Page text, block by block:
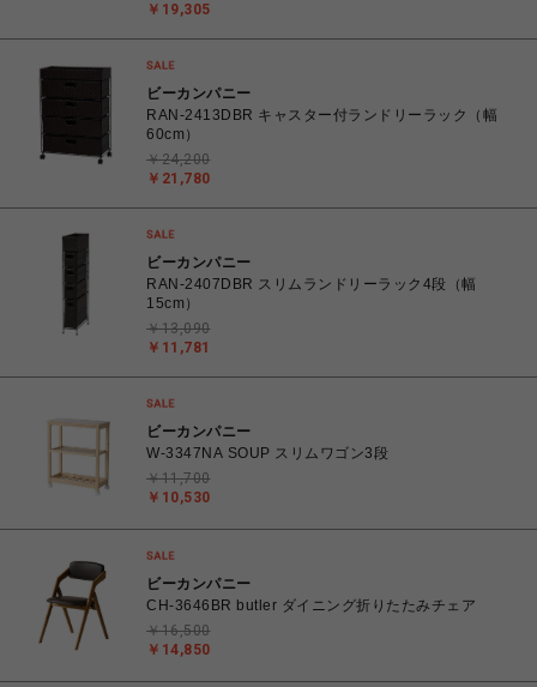
￥19,305
ビーカンパニー
RAN-2413DBR キャスター付ランドリーラック（幅
60cm）
￥21,780
￥24,200
ビーカンパニー
RAN-2407DBR スリムランドリーラック4段（幅
15cm）
￥11,781
￥13,090
ビーカンパニー
W-3347NA SOUP スリムワゴン3段
￥10,530
￥11,700
ビーカンパニー
CH-3646BR butler ダイニング折りたたみチェア
￥14,850
￥16,500